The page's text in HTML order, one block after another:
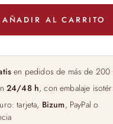
AÑADIR AL CARRITO
en pedidos de más de 200
24/48 h, con embalaje
tarjeta, Bizum, PayPal o